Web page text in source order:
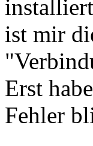
ist mir
Erst
Fehler